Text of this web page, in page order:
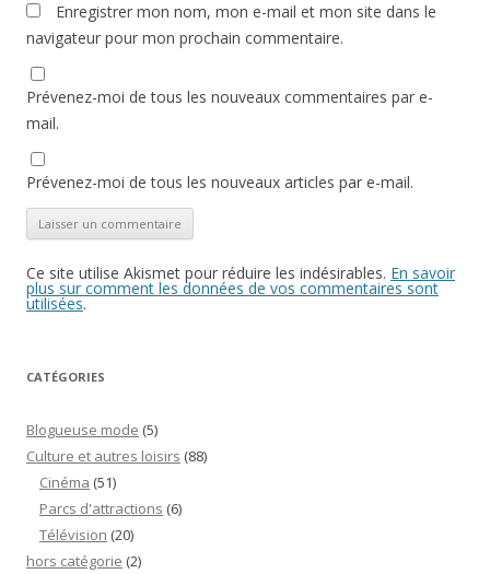
Enregistrer mon nom, mon e-mail et mon site dans le
navigateur pour mon prochain commentaire.
Prévenez-moi de tous les nouveaux commentaires par e-
mail.
Prévenez-moi de tous les nouveaux articles par e-mail.
Ce site utilise Akismet pour réduire les indésirables. En savoir
plus sur comment les données de vos commentaires sont
utilisées.
CATÉGORIES
Blogueuse mode (5)
Culture et autres loisirs (88)
Cinéma (51)
Parcs d'attractions (6)
Télévision (20)
hors catégorie (2)